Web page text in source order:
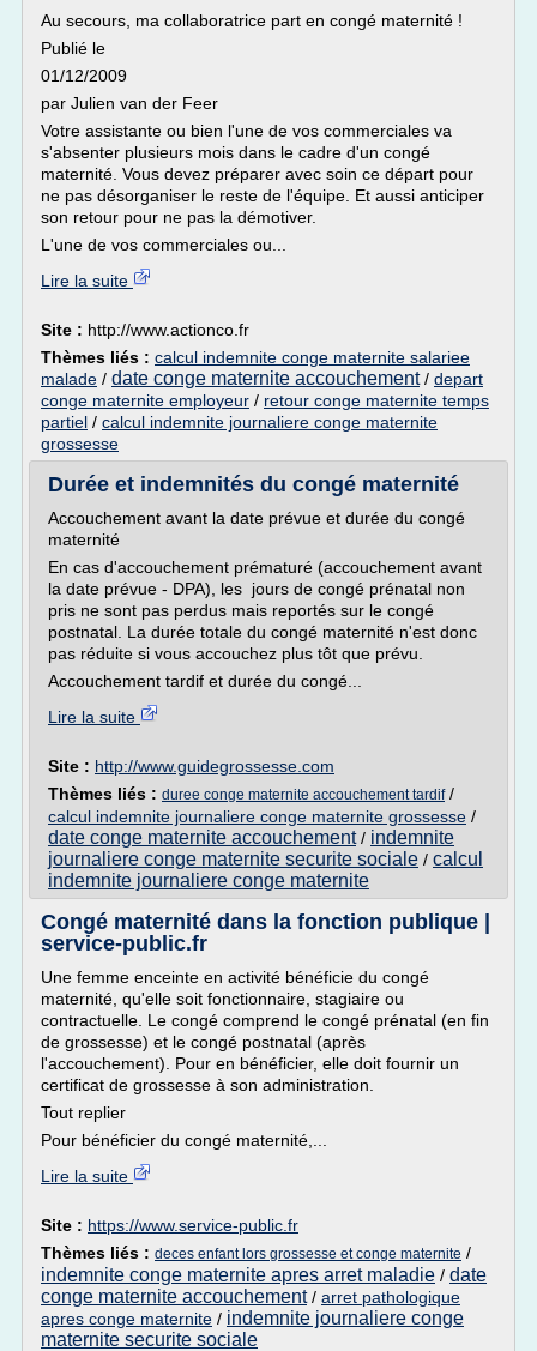
Au secours, ma collaboratrice part en congé maternité !
Publié le
01/12/2009
par Julien van der Feer
Votre assistante ou bien l'une de vos commerciales va
s'absenter plusieurs mois dans le cadre d'un congé
maternité. Vous devez préparer avec soin ce départ pour
ne pas désorganiser le reste de l'équipe. Et aussi anticiper
son retour pour ne pas la démotiver.
L'une de vos commerciales ou...
Lire la suite
Site : http://www.actionco.fr
Thèmes liés : calcul indemnite conge maternite salariee
malade / date conge maternite accouchement/ depart
conge maternite employeur / retour conge maternite temps
partiel / calcul indemnite journaliere conge maternite
grossesse
Durée et indemnités du congé maternité
Accouchement avant la date prévue et durée du congé
maternité
En cas d'accouchement prématuré (accouchement avant
la date prévue - DPA), les jours de congé prénatal non
pris ne sont pas perdus mais reportés sur le congé
postnatal. La durée totale du congé maternité n'est donc
pas réduite si vous accouchez plus tôt que prévu.
Accouchement tardif et durée du congé...
Lire la suite
Site : http://www.guidegrossesse.com
Thèmes liés : duree conge maternite accouchement tardif/
calcul indemnite journaliere conge maternite grossesse /
date conge maternite accouchement/ indemnite
journaliere conge maternite securite sociale / calcul
indemnite journaliere conge maternite
Congé maternité dans la fonction publique |
service-public.fr
Une femme enceinte en activité bénéficie du congé
maternité, qu'elle soit fonctionnaire, stagiaire ou
contractuelle. Le congé comprend le congé prénatal (en fin
de grossesse) et le congé postnatal (après
l'accouchement). Pour en bénéficier, elle doit fournir un
certificat de grossesse à son administration.
Tout replier
Pour bénéficier du congé maternité,...
Lire la suite
Site : https://www.service-public.fr
Thèmes liés : deces enfant lors grossesse et conge maternite /
indemnite conge maternite apres arret maladie / date
conge maternite accouchement/ arret pathologique
apres conge maternite / indemnite journaliere conge
maternite securite sociale